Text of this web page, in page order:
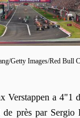
Getty Images/Red Bull
Verstappen a 4"1
près par Sergio